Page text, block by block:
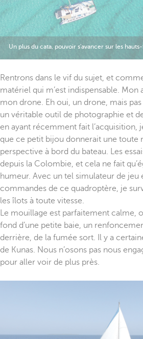
Un plus du cata, pouvoir s'avancer sur les
Rentrons dans le vif du sujet, et
matériel qui m’est indispensable. Mon
mon drone. Eh oui, un drone, mais
un véritable outil de photographie et
en ayant récemment fait l’acquisition,
que ce petit bijou donnerait une toute
perspective à bord du bateau. Les
depuis la Colombie, et cela ne fait
humeur. Avec un tel simulateur de jeu
commandes de ce quadroptère, je
les îlots à toute vitesse.
Le mouillage est parfaitement calme,
fond d’une petite baie, un
derrière, de la fumée sort. Il y a
de Kunas. Nous n’osons pas nous
pour aller voir de plus près.